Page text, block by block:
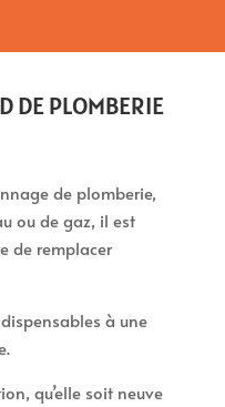
DE PLOMBERIE
de plomberie,
ou de gaz, il est
de remplacer
à une
qu’elle soit neuve